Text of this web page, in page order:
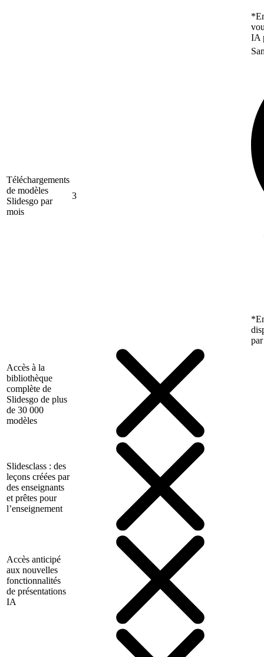
IA
Téléchargements
de modèles
Slidesgo par
mois
3
Accès à la
bibliothèque
complète de
Slidesgo de plus
de 30 000
modèles
Slidesclass : des
leçons créées par
des enseignants
et prêtes pour
l’enseignement
Accès anticipé
aux nouvelles
fonctionnalités
de présentations
IA